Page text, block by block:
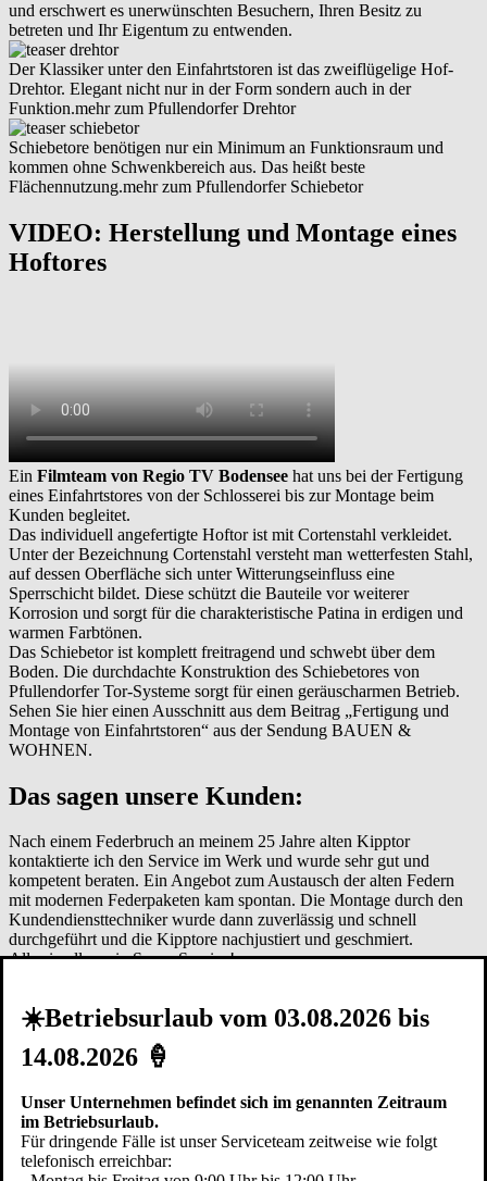
und erschwert es unerwünschten Besuchern, Ihren Besitz zu
betreten und Ihr Eigentum zu entwenden.
Der Klassiker unter den Einfahrtstoren ist das zweiflügelige Hof-
Drehtor. Elegant nicht nur in der Form sondern auch in der
Funktion.mehr zum Pfullendorfer Drehtor
Schiebetore benötigen nur ein Minimum an Funktionsraum und
kommen ohne Schwenkbereich aus. Das heißt beste
Flächennutzung.mehr zum Pfullendorfer Schiebetor
VIDEO: Herstellung und Montage eines
Hoftores
Ein Filmteam von Regio TV Bodensee hat uns bei der Fertigung
eines Einfahrtstores von der Schlosserei bis zur Montage beim
Kunden begleitet.
Das individuell angefertigte Hoftor ist mit Cortenstahl verkleidet.
Unter der Bezeichnung Cortenstahl versteht man wetterfesten Stahl,
auf dessen Oberfläche sich unter Witterungseinfluss eine
Sperrschicht bildet. Diese schützt die Bauteile vor weiterer
Korrosion und sorgt für die charakteristische Patina in erdigen und
warmen Farbtönen.
Das Schiebetor ist komplett freitragend und schwebt über dem
Boden. Die durchdachte Konstruktion des Schiebetores von
Pfullendorfer Tor-Systeme sorgt für einen geräuscharmen Betrieb.
Sehen Sie hier einen Ausschnitt aus dem Beitrag „Fertigung und
Montage von Einfahrtstoren“ aus der Sendung BAUEN &
WOHNEN.
Das sagen unsere Kunden:
Nach einem Federbruch an meinem 25 Jahre alten Kipptor
kontaktierte ich den Service im Werk und wurde sehr gut und
kompetent beraten. Ein Angebot zum Austausch der alten Federn
mit modernen Federpaketen kam spontan. Die Montage durch den
Kundendiensttechniker wurde dann zuverlässig und schnell
durchgeführt und die Kipptore nachjustiert und geschmiert.
Alles in allem ein Super-Service!
Kostenfreie Beratung
Profitieren Sie von persönlicher Beratung - rufen Sie einfach für
einen Termin an:
Beratung bei Ihnen zu Hause
nach Vereinbarung auch abends
genaues Aufmaß vor Ort
☀️Betriebsurlaub vom 03.08.2026 bis
14.08.2026 🍦
Unser Unternehmen befindet sich im genannten Zeitraum
im Betriebsurlaub.
Für dringende Fälle ist unser Serviceteam zeitweise wie folgt
telefonisch erreichbar: